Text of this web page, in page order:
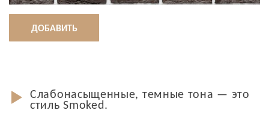
ДОБАВИТЬ
Слабонасыщенные, темные тона — это
стиль Smoked.